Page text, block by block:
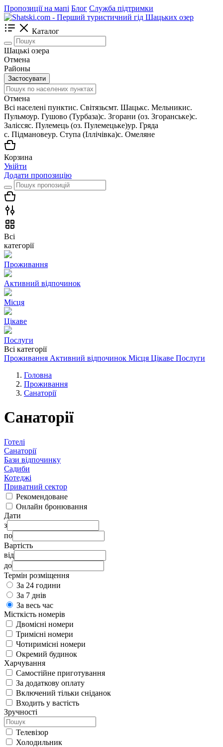
Пропозиції на мапі Блог Служба підтримки
Каталог
Шацькі озера
Отмена
Районы
Застосувати
Отмена
Всі населені пунктиc. Світязьсмт. Шацькс. Мельникис.
Пульмоур. Гушово (Турбаза)с. Згорани (оз. Згоранське)с.
Заліссяс. Пулемець (оз. Пулемецьке)ур. Гряда
с. Підмановеур. Ступа (Іллічівка)с. Омеляне
Корзина
Увійти
Додати пропозицію
Всі
категорії
Проживання
Активний відпочинок
Місця
Цікаве
Послуги
Всі категорії
Проживання Активний відпочинок Місця Цікаве Послуги
Головна
Проживання
Санаторії
Санаторії
Готелі
Санаторії
Бази відпочинку
Садиби
Котеджі
Приватний сектор
Рекомендоване
Онлайн бронювання
Дати
з
по
Вартість
від
до
Термін розміщення
За 24 години
За 7 днів
За весь час
Місткість номерів
Двомісні номери
Тримісні номери
Чотиримісні номери
Окремий будинок
Харчування
Самостійне приготування
За додаткову оплату
Включений тільки сніданок
Входить у вастість
Зручності
Телевізор
Холодильник